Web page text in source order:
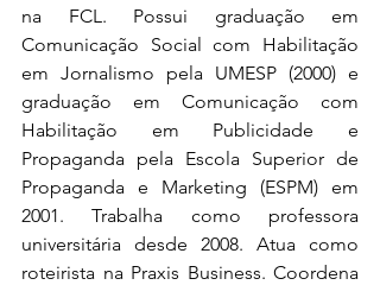
na FCL. Possui graduação em
Comunicação Social com Habilitação
em Jornalismo pela UMESP (2000) e
graduação em Comunicação com
Habilitação em Publicidade e
Propaganda pela Escola Superior de
Propaganda e Marketing (ESPM) em
2001. Trabalha como professora
universitária desde 2008. Atua como
roteirista na Praxis Business. Coordena